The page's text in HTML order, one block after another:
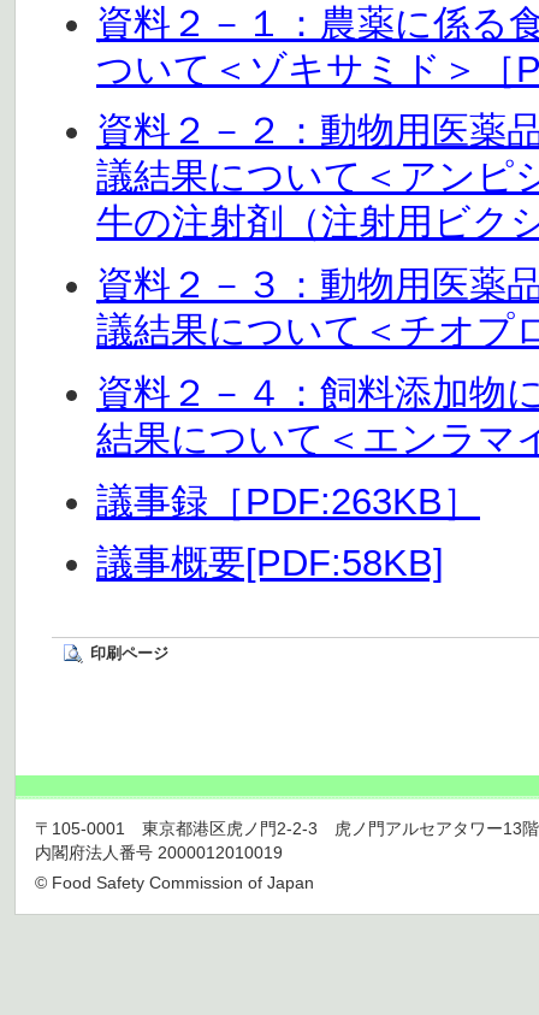
資料２－１：農薬に係る
ついて＜ゾキサミド＞［
資料２－２：動物用医薬
議結果について＜アンピ
牛の注射剤（注射用ビク
資料２－３：動物用医薬
議結果について＜チオプ
資料２－４：飼料添加物
結果について＜エンラマ
議事録［PDF:263KB］
議事概要[PDF:58KB]
印刷ページ
〒105-0001 東京都港区虎ノ門2-2-3 虎ノ門アルセアタワー13
内閣府法人番号 2000012010019
© Food Safety Commission of Japan